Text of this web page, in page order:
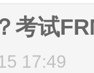
考试
17:49